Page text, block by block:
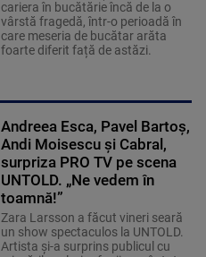
cariera în bucătărie încă de la o
vârstă fragedă, într-o perioadă în
care meseria de bucătar arăta
foarte diferit față de astăzi.
Andreea Esca, Pavel Bartoș,
Andi Moisescu și Cabral,
surpriza PRO TV pe scena
UNTOLD. „Ne vedem în
toamnă!”
Zara Larsson a făcut vineri seară
un show spectaculos la UNTOLD.
Artista și-a surprins publicul cu